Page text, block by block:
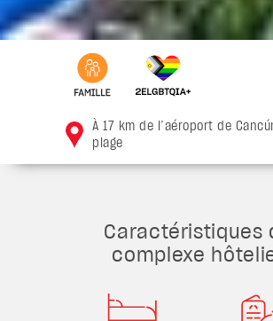
À 17 km de l’aéroport de
plage
Caractéristiques
complexe